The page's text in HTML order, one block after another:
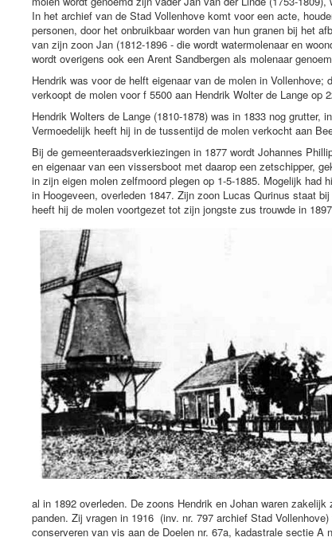
In het archief van de Stad Vollenhove komt voor een acte,
personen, door het onbruikbaar worden van hun granen bij het
van zijn zoon Jan (1812-1896 - die wordt watermolenaar en
wordt overigens ook een Arent Sandbergen als molenaar
Hendrik was voor de helft eigenaar van de molen in
verkoopt de molen voor f 5500 aan Hendrik Wolter de Lange op
Hendrik Wolters de Lange (1810-1878) was in 1833 nog
Vermoedelijk heeft hij in de tussentijd de molen verkocht aan
Bij de gemeenteraadsverkiezingen in 1877 wordt Johannes
en eigenaar van een vissersboot met daarop een zetschipper,
in zijn eigen molen zelfmoord plegen op 1-5-1885. Mogelijk had
in Hoogeveen, overleden 1847. Zijn zoon Lucas Qurinus staat
heeft hij de molen voortgezet tot zijn jongste zus trouwde in
al in 1892 overleden. De zoons Hendrik en Johan waren
panden. Zij vragen in 1916 (inv. nr. 797 archief Stad
conserveren van vis aan de Doelen nr. 67a, kadastrale sectie A